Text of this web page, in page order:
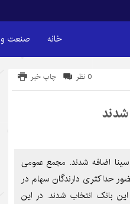
خانه صنعت
چاپ خبر 0 نظر
اضافه شدند. مجمع عمومی
روز چهارشنبه ۲۱ دی‌ماه با حضور حداکثری دارندگان سهام در
بانک انتخاب شدند. در این